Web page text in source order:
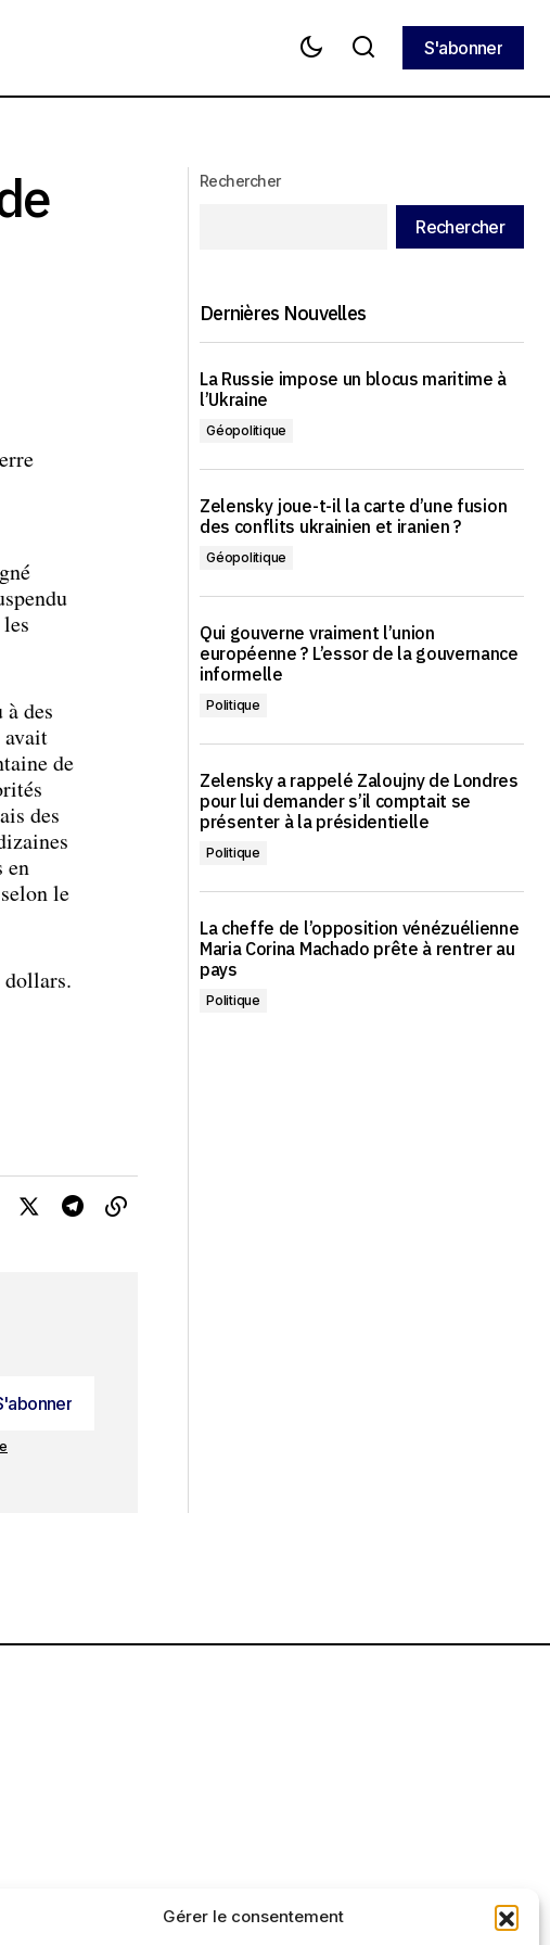
Gérer le consentement
S'abonner
des
avait
de
des
en
le
dollars.
Rechercher
Rechercher
Dernières Nouvelles
La Russie impose un blocus maritime à
l’Ukraine
Géopolitique
Zelensky joue-t-il la carte d’une fusion
des conflits ukrainien et iranien ?
Géopolitique
Qui gouverne vraiment l’union
européenne ? L’essor de la gouvernance
informelle
Politique
Zelensky a rappelé Zaloujny de Londres
pour lui demander s’il comptait se
présenter à la présidentielle
Politique
La cheffe de l’opposition vénézuélienne
Maria Corina Machado prête à rentrer au
pays
Politique